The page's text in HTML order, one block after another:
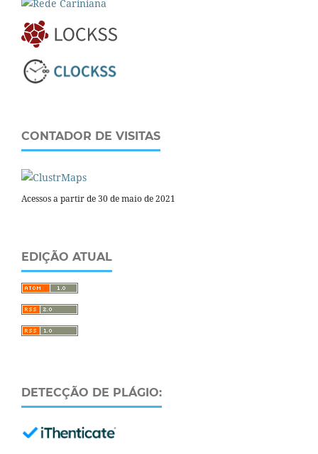
CONTADOR DE VISITAS
Acessos a partir de 30 de maio de 2021
EDIÇÃO ATUAL
DETECÇÃO DE PLÁGIO: